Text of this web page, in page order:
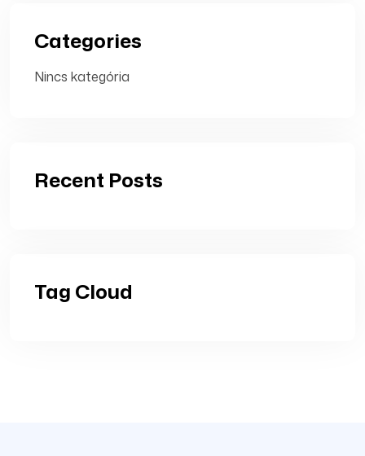
Categories
Nincs kategória
Recent Posts
Tag Cloud